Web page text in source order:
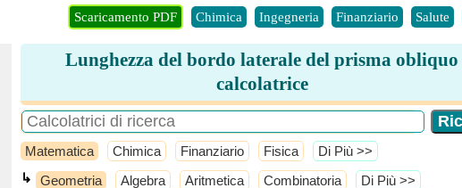
Scaricamento PDF Chimica Ingegneria Finanziario Salute
Lunghezza del bordo laterale del prisma obliquo
calcolatrice
Matematica Chimica Finanziario Fisica ​Di Più >>
↳ Geometria Algebra Aritmetica Combinatoria ​Di Più >>